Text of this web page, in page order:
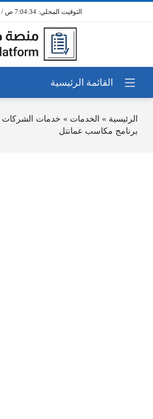
7:04:34 ص / 7 أغسطس 2026
الرئيسية » الخدمات » خدمات الشركات
برنامج مكاسب عمانتل